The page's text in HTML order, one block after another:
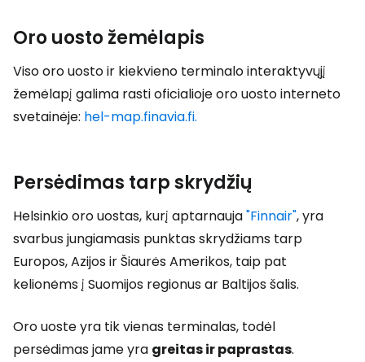
Oro uosto žemėlapis
Viso oro uosto ir kiekvieno terminalo interaktyvųjį
žemėlapį galima rasti oficialioje oro uosto interneto
svetainėje: hel-map.finavia.fi.
Persėdimas tarp skrydžių
Helsinkio oro uostas, kurį aptarnauja"Finnair", yra
svarbus jungiamasis punktas skrydžiams tarp
Europos, Azijos ir Šiaurės Amerikos, taip pat
kelionėms į Suomijos regionus ar Baltijos šalis.
Oro uoste yra tik vienas terminalas, todėl
persėdimas jame yra greitas ir paprastas.